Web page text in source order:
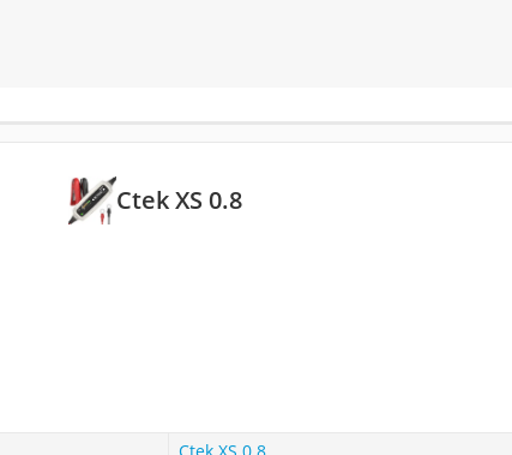
Ctek XS 0.8
Ctek XS 0.8